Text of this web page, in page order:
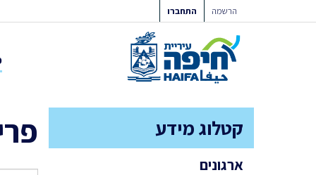
לתוכן
התחברו הרשמה
קטלוג מידע
ארגונים